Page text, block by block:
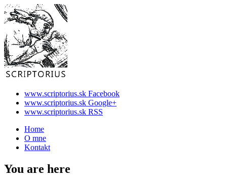
www.scriptorius.sk Facebook
www.scriptorius.sk Google+
www.scriptorius.sk RSS
Home
O mne
Kontakt
You are here